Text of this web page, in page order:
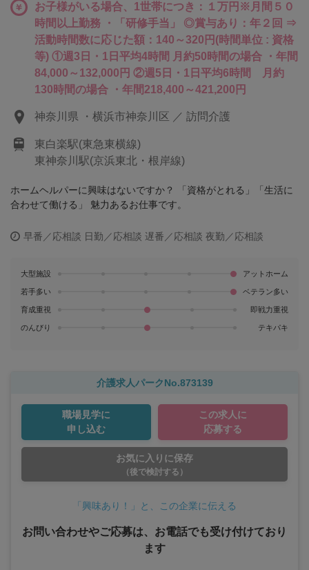
お子様がいる場合、1世帯につき：１万円※月間５０
時間以上勤務 ・「研修手当」 ◎賞与あり：年２回 ⇒
活動時間数に応じた額：140～320円(時間単位 : 資格
等) ①週3日・1日平均4時間 月約50時間の場合 ・年間
84,000～132,000円 ②週5日・1日平均6時間 月約
130時間の場合 ・年間218,400～421,200円
神奈川県 ・横浜市神奈川区 ／ 訪問介護
東白楽駅(東急東横線)
東神奈川駅(京浜東北・根岸線)
ホームヘルパーに興味はないですか？ 「資格がとれる」「生活に
合わせて働ける」 魅力あるお仕事です。
早番／応相談 日勤／応相談 遅番／応相談 夜勤／応相談
大型施設 アットホーム
若手多い ベテラン多い
育成重視 即戦力重視
のんびり テキパキ
介護求人パークNo.873139
職場見学に
申し込む
この求人に
応募する
お気に入りに保存
（後で検討する）
「興味あり！」と、この企業に伝える
お問い合わせやご応募は、お電話でも受け付けており
ます